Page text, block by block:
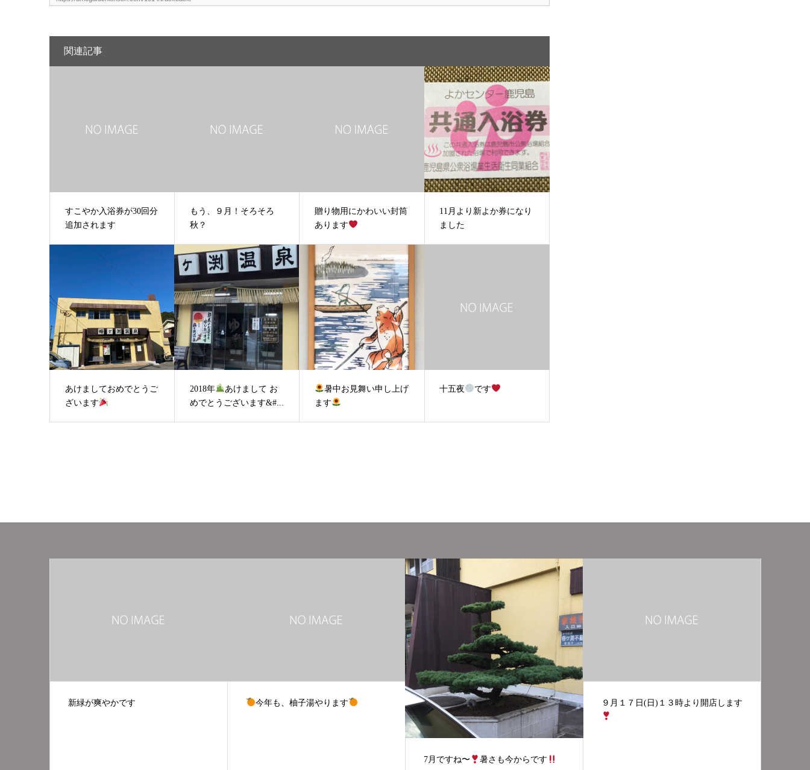
関連記事
すこやか入浴券が30回分
追加されます
もう、９月！そろそろ
秋？
贈り物用にかわいい封筒
あります
11月より新よか券になり
ました
あけましておめでとうご
ざいます
2018年
あけまして お
めでとうございます&#...
暑中お見舞い申し上げ
ます
十五夜 です
今年も、柚子湯やります ９月１７日(日)１３時より開店します